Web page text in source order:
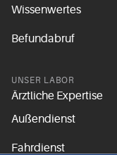
Wissenwertes
Befundabruf
UNSER LABOR
Ärztliche Expertise
Außendienst
Fahrdienst